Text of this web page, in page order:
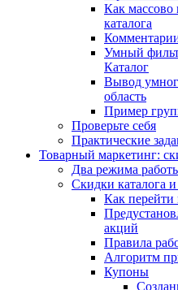
Как массово
каталога
Умный
Каталог
Вывод
область
Пример
Проверьте себя
Практические
Товарный маркетинг:
Два режима
Скидки каталога
Как перейти
акций
Правила
Алгоритм
Купоны